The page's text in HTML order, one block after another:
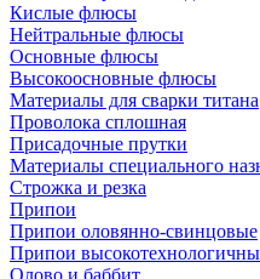
Кислые флюсы
Нейтральные флюсы
Основные флюсы
Высокоосновные флюсы
Материалы для сварки титана
Проволока сплошная
Присадочные прутки
Материалы специального
Строжка и резка
Припои
Припои оловянно-свинцовые
Припои
Олово и баббит